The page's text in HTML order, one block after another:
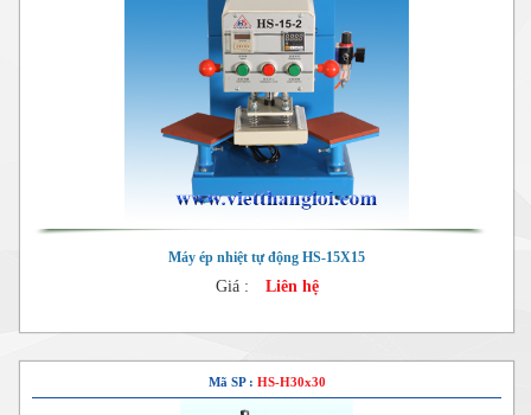
Máy ép nhiệt tự động HS-15X15
Giá : Liên hệ
Mã SP : HS-H30x30